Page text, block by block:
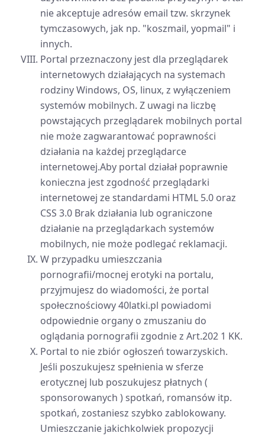
nie akceptuje adresów email tzw. skrzynek
tymczasowych, jak np. "koszmail, yopmail" i
innych.
Portal przeznaczony jest dla przeglądarek
internetowych działających na systemach
rodziny Windows, OS, linux, z wyłączeniem
systemów mobilnych. Z uwagi na liczbę
powstających przeglądarek mobilnych portal
nie może zagwarantować poprawności
działania na każdej przeglądarce
internetowej.Aby portal działał poprawnie
konieczna jest zgodność przeglądarki
internetowej ze standardami HTML 5.0 oraz
CSS 3.0 Brak działania lub ograniczone
działanie na przeglądarkach systemów
mobilnych, nie może podlegać reklamacji.
W przypadku umieszczania
pornografii/mocnej erotyki na portalu,
przyjmujesz do wiadomości, że portal
społecznościowy 40latki.pl powiadomi
odpowiednie organy o zmuszaniu do
oglądania pornografii zgodnie z Art.202 1 KK.
Portal to nie zbiór ogłoszeń towarzyskich.
Jeśli poszukujesz spełnienia w sferze
erotycznej lub poszukujesz płatnych (
sponsorowanych ) spotkań, romansów itp.
spotkań, zostaniesz szybko zablokowany.
Umieszczanie jakichkolwiek propozycji